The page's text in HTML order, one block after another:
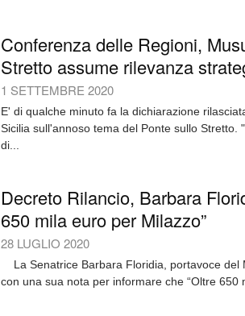
Conferenza delle Regioni,
Stretto assume rilevanza
1 SETTEMBRE 2020
E' di qualche minuto fa la dichiarazione
Sicilia sull'annoso tema del Ponte sullo Stretto.
di...
Decreto Rilancio, Barbara
650 mila euro per Milazzo”
28 LUGLIO 2020
La Senatrice Barbara Floridia, portavoce del
con una sua nota per informare che “Oltre 650